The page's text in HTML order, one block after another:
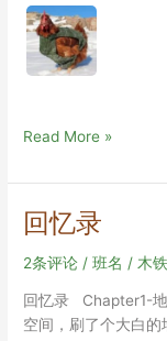
瓶
玫
瑰
Read More »
回忆录
2条评论 /班名 / 木铁
回忆录 Chapter1-
空间，刷了个大白的